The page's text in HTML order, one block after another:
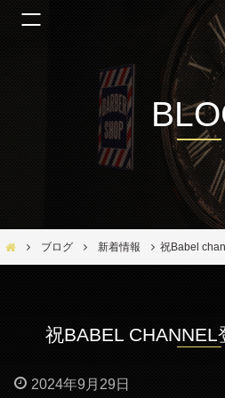
Bar Ber Shop REGALO【バーバーショップ
ブログ 新着情報 祝Babel
祝BABEL CHANNEL
2024年9月29日